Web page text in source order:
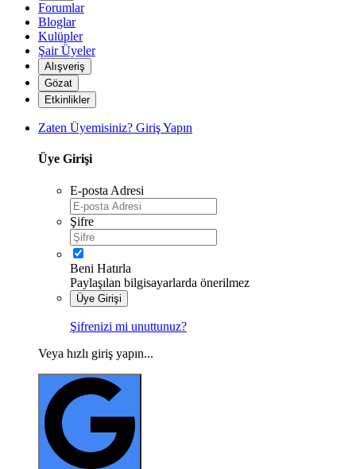
Forumlar
Bloglar
Kulüpler
Şair Üyeler
Alışveriş
Gözat
Etkinlikler
Zaten Üyemisiniz? Giriş Yapın
Üye Girişi
E-posta Adresi
Şifre
Beni Hatırla
Paylaşılan bilgisayarlarda önerilmez
Üye Girişi
Şifrenizi mi unuttunuz?
Veya hızlı giriş yapın...